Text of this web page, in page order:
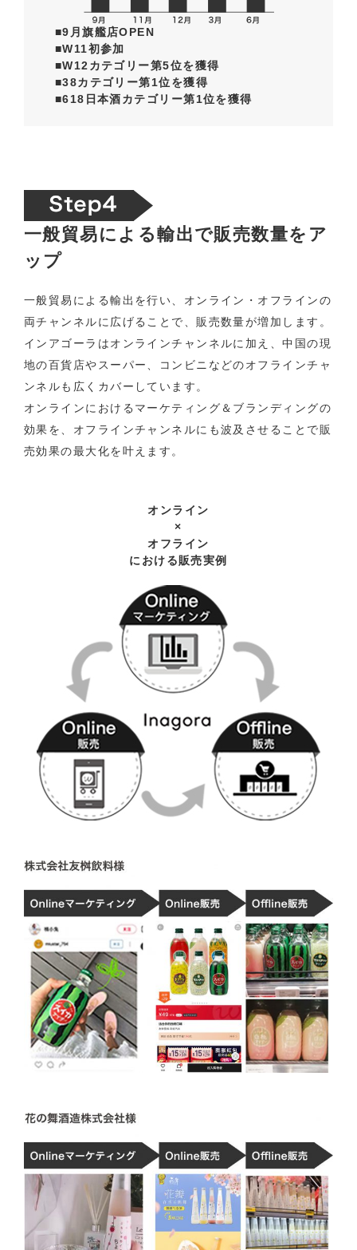
■9月旗艦店OPEN
■W11初参加
■W12カテゴリー第5位を獲得
■38カテゴリー第1位を獲得
■618日本酒カテゴリー第1位を獲得
一般貿易による輸出で販売数量をア
ップ
一般貿易による輸出を行い、オンライン・オフラインの
両チャンネルに広げることで、販売数量が増加します。
インアゴーラはオンラインチャンネルに加え、中国の現
地の百貨店やスーパー、コンビニなどのオフラインチャ
ンネルも広くカバーしています。
オンラインにおけるマーケティング＆ブランディングの
効果を、オフラインチャンネルにも波及させることで販
売効果の最大化を叶えます。
オンライン
×
オフライン
における販売実例